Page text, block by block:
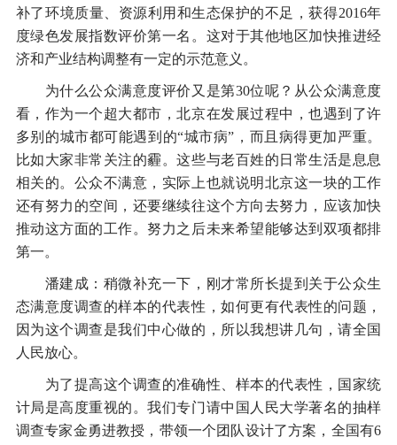
补了环境质量、资源利用和生态保护的不足，获得2016年
度绿色发展指数评价第一名。这对于其他地区加快推进经
济和产业结构调整有一定的示范意义。
为什么公众满意度评价又是第30位呢？从公众满意度
看，作为一个超大都市，北京在发展过程中，也遇到了许
多别的城市都可能遇到的“城市病”，而且病得更加严重。
比如大家非常关注的霾。这些与老百姓的日常生活是息息
相关的。公众不满意，实际上也就说明北京这一块的工作
还有努力的空间，还要继续往这个方向去努力，应该加快
推动这方面的工作。努力之后未来希望能够达到双项都排
第一。
潘建成：稍微补充一下，刚才常所长提到关于公众生
态满意度调查的样本的代表性，如何更有代表性的问题，
因为这个调查是我们中心做的，所以我想讲几句，请全国
人民放心。
为了提高这个调查的准确性、样本的代表性，国家统
计局是高度重视的。我们专门请中国人民大学著名的抽样
调查专家金勇进教授，带领一个团队设计了方案，全国有6